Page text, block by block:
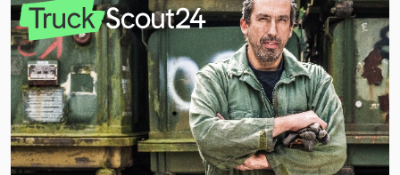
1584YA023